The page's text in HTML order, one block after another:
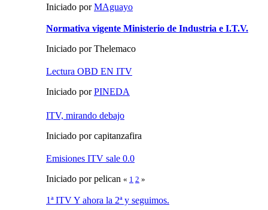
Iniciado porMAguayo
Normativa vigente Ministerio de Industria e I.T.V.
Iniciado por Thelemaco
Lectura OBD EN ITV
Iniciado porPINEDA
ITV, mirando debajo
Iniciado por capitanzafira
Emisiones ITV sale 0.0
Iniciado por pelican « 1 2 »
1ª ITV Y ahora la 2ª y seguimos.